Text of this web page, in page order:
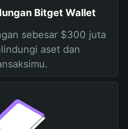
Bitget Wallet
sebesar $300 juta
aset dan